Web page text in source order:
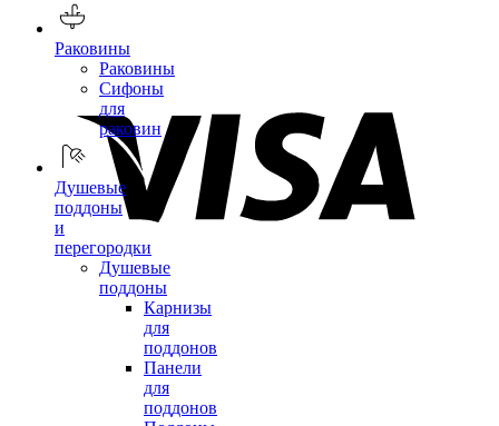
Раковины
Раковины
Сифоны
для
раковин
Душевые
поддоны
и
перегородки
Душевые
поддоны
Карнизы
для
поддонов
Панели
для
поддонов